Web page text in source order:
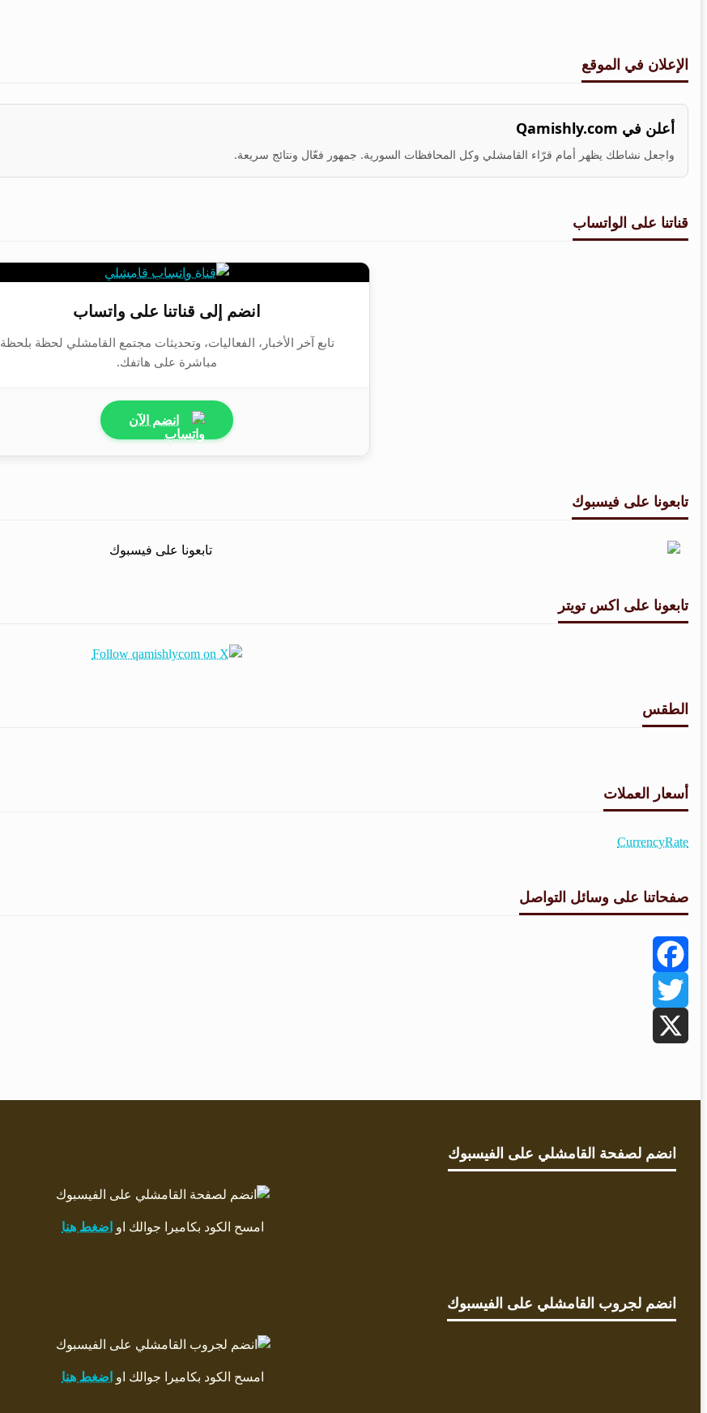
الإعلان في الموقع
أعلن في Qamishly.com
واجعل نشاطك يظهر أمام قرّاء القامشلي وكل المحافظات السورية. جمهور فعّال ونتائج سريعة.
قناتنا على الواتساب
انضم إلى قناتنا على واتساب
تابع آخر الأخبار، الفعاليات، وتحديثات مجتمع القامشلي لحظة بلحظة
مباشرة على هاتفك.
انضم الآن
تابعونا على فيسبوك
تابعونا على اكس تويتر
الطقس
أسعار العملات
CurrencyRate
صفحاتنا على وسائل التواصل
Facebook
Twitter
انضم لصفحة القامشلي على الفيسبوك
امسح الكود بكاميرا جوالك او اضغط هنا
انضم لجروب القامشلي على الفيسبوك
امسح الكود بكاميرا جوالك او اضغط هنا